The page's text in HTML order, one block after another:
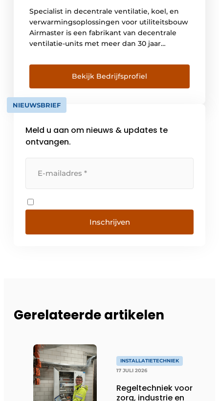
Specialist in decentrale ventilatie, koel, en
verwarmingsoplossingen voor utiliteitsbouw
Airmaster is een fabrikant van decentrale
ventilatie-units met meer dan 30 jaar
binnenklimaat in scholen,
kinderdagverblijven en kantoren. Het
Deense bedrijf heeft een uniek Plug & Play
systeem ontwikkeld dat in de ruimte zelf
geplaatst kan worden en biedt het […]
Bekijk Bedrijfsprofiel
NIEUWSBRIEF
Meld u aan om nieuws & updates te
ontvangen.
Inschrijven
Gerelateerde artikelen
INSTALLATIETECHNIEK
17 JULI 2026
Regeltechniek voor
zorg, industrie en